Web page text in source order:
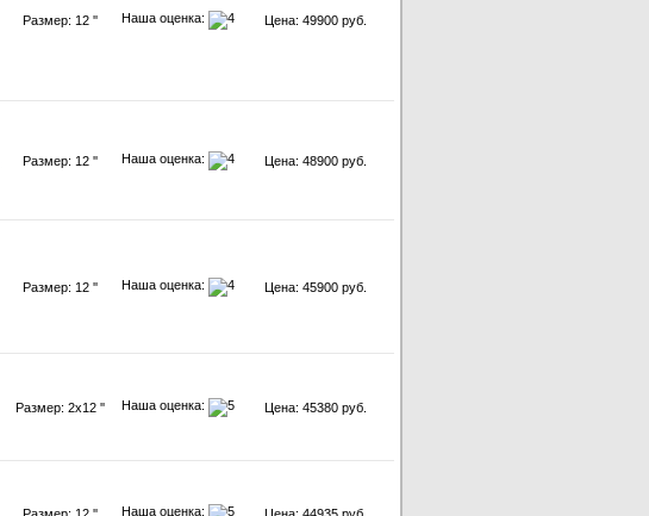
Размер: 12 '' Наша оценка: Цена: 49900 руб.
Размер: 12 '' Наша оценка: Цена: 48900 руб.
Размер: 12 '' Наша оценка: Цена: 45900 руб.
Размер: 2x12 '' Наша оценка: Цена: 45380 руб.
Размер: 12 '' Наша оценка: Цена: 44935 руб.